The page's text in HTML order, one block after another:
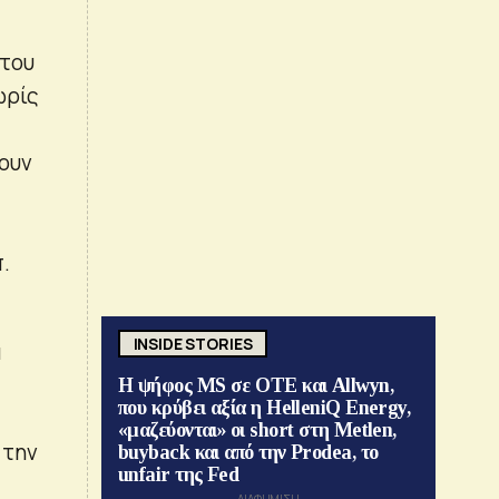
INSIDE STORIES
Η ψήφος MS σε ΟΤΕ και Allwyn,
που κρύβει αξία η HelleniQ Energy,
«μαζεύονται» οι short στη Metlen,
buyback και από την Prodea, το
unfair της Fed